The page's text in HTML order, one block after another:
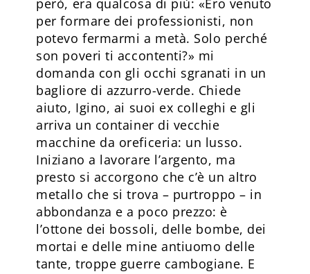
però, era qualcosa di più: «Ero venuto
per formare dei professionisti, non
potevo fermarmi a metà. Solo perché
son poveri ti accontenti?» mi
domanda con gli occhi sgranati in un
bagliore di azzurro-verde. Chiede
aiuto, Igino, ai suoi ex colleghi e gli
arriva un container di vecchie
macchine da oreficeria: un lusso.
Iniziano a lavorare l’argento, ma
presto si accorgono che c’è un altro
metallo che si trova – purtroppo – in
abbondanza e a poco prezzo: è
l’ottone dei bossoli, delle bombe, dei
mortai e delle mine antiuomo delle
tante, troppe guerre cambogiane. E